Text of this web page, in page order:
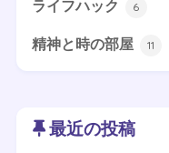
ライフハック 6
精神と時の部屋 11
最近の投稿